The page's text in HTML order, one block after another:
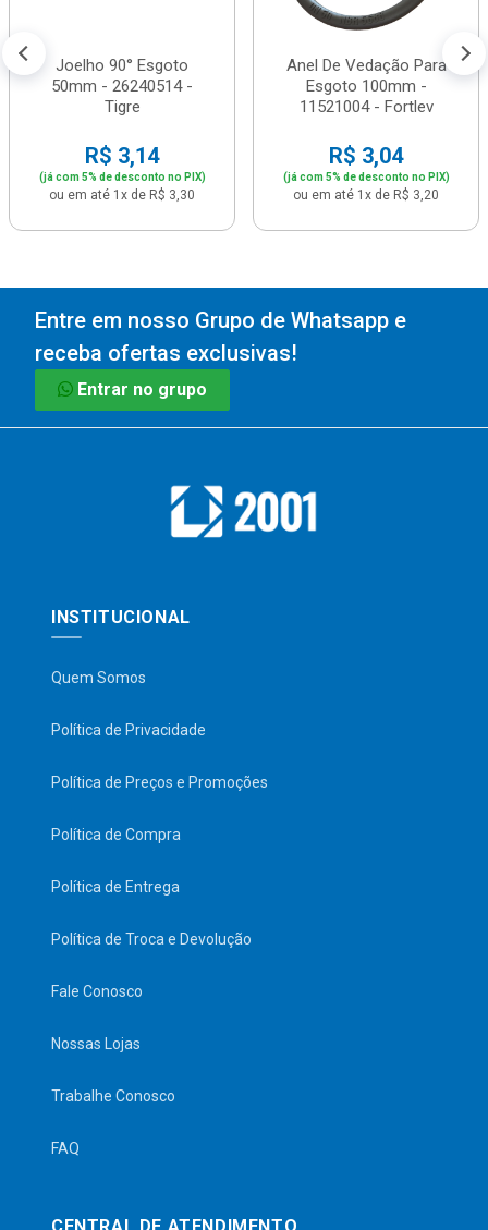
Joelho 90° Esgoto
50mm - 26240514 -
Tigre
R$ 3,14
(já com 5% de desconto no PIX)
ou em até 1x de R$ 3,30
Anel De Vedação Para
Esgoto 100mm -
11521004 - Fortlev
R$ 3,04
(já com 5% de desconto no PIX)
ou em até 1x de R$ 3,20
Entre em nosso Grupo de Whatsapp e
receba ofertas exclusivas!
Entrar no grupo
INSTITUCIONAL
Quem Somos
Política de Privacidade
Política de Preços e Promoções
Política de Compra
Política de Entrega
Política de Troca e Devolução
Fale Conosco
Nossas Lojas
Trabalhe Conosco
FAQ